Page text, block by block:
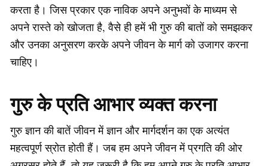
करता है। जिस प्रकार एक नाविक अपने अनुभवों के माध्यम से
अपने रास्ते को खोजता है, वैसे ही हमें भी गुरु की बातों को समझकर
और उनका अनुसरण करके अपने जीवन के मार्ग को उजागर करना
चाहिए।
गुरु के प्रति आभार व्यक्त करना
गुरु ज्ञान की बातें जीवन में ज्ञान और मार्गदर्शन का एक अत्यंत
महत्वपूर्ण स्रोत होती हैं। जब हम अपने जीवन में प्रगति की ओर